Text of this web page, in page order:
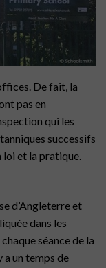
De fait, la
pas en
qui les
successifs
loi et la pratique.
d’Angleterre et
dans les
séance de la
a un temps de